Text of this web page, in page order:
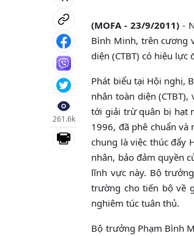
261.6k
(MOFA - 23/9/2011) -
Bình Minh, trên cương
diện (CTBT) có hiệu
Phát biểu tại Hội nghị,
nhân toàn diện
tới giải trừ quân bị hạt
1996, đã phê chuẩn và
chung là việc thúc đẩy
nhân, bảo đảm quyền
lĩnh vực này. Bộ
trường cho tiến bộ về
nghiêm túc tuân thủ.
Bộ trưởng Phạm Bình